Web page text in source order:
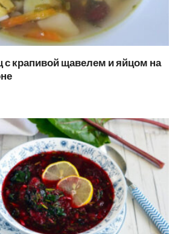
крапивой щавелем и яйцом на